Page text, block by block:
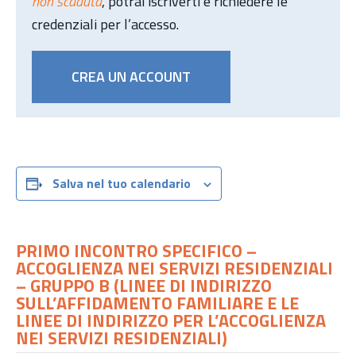
credenziali per l’accesso.
CREA UN ACCOUNT
Salva nel tuo calendario
PRIMO INCONTRO SPECIFICO –
ACCOGLIENZA NEI SERVIZI RESIDENZIALI
– GRUPPO B (LINEE DI INDIRIZZO
SULL’AFFIDAMENTO FAMILIARE E LE
LINEE DI INDIRIZZO PER L’ACCOGLIENZA
NEI SERVIZI RESIDENZIALI)